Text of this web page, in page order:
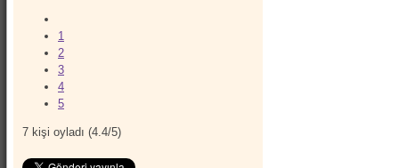
1
2
3
4
5
7 kişi oyladı (4.4/5)